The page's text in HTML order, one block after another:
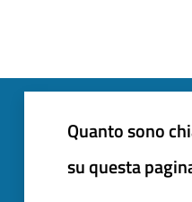
Quanto sono
su questa